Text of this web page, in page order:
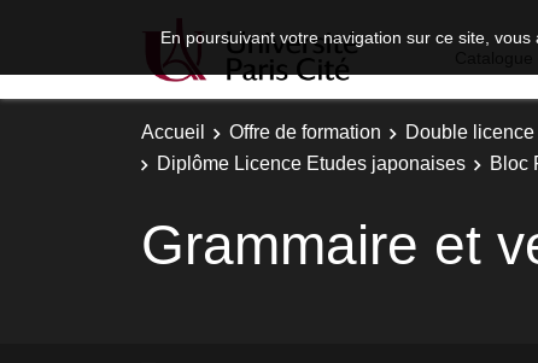
En poursuivant votre navigation sur ce site,
Accueil Offre de formation Double licence
Diplôme Licence Etudes japonaises
Bloc
Grammaire et